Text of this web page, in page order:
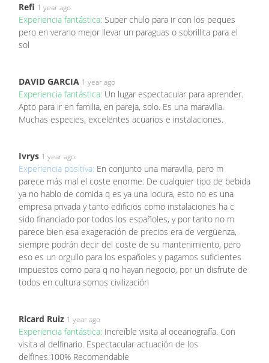
Refi 1 year ago
Experiencia fantástica: Super chulo para ir con los peques
pero en verano mejor llevar un paraguas o sobrillita para el
sol
DAVID GARCIA 1 year ago
Experiencia fantástica: Un lugar espectacular para aprender.
Apto para ir en familia, en pareja, solo. Es una maravilla.
Muchas especies, excelentes acuarios e instalaciones.
Ivrys 1 year ago
Experiencia positiva: En conjunto una maravilla, pero m
parece más mal el coste enorme. De cualquier tipo de bebida
ya no hablo de comida q es ya una locura, esto no es una
empresa privada y tanto edificios como instalaciones ha c
sido financiado por todos los españoles, y por tanto no m
parece bien esa exageración de precios era de vergüenza,
siempre podrán decir del coste de su mantenimiento, pero
eso es un orgullo para los españoles y pagamos suficientes
impuestos como para q no hayan negocio, por un disfrute de
todos en cultura somos civilización
Ricard Ruiz 1 year ago
Experiencia fantástica: Increíble visita al oceanografía. Con
visita al delfinario. Espectacular actuación de los
delfines.100% Recomendable